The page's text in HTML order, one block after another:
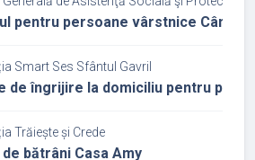
pentru persoane vârstnice Câmpia
Smart Ses Sfântul Gavril
de îngrijire la domiciliu pentru
Trăiește și Crede
de bătrâni Casa Amy